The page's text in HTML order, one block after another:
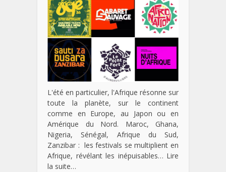
L'été en particulier, l'Afrique résonne sur
toute la planète, sur le continent
comme en Europe, au Japon ou en
Amérique du Nord. Maroc, Ghana,
Nigeria, Sénégal, Afrique du Sud,
Zanzibar : les festivals se multiplient en
Afrique, révélant les inépuisables… Lire
la suite…